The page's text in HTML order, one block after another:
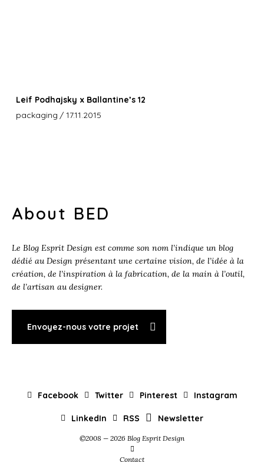
Leif Podhajsky x Ballantine’s 12
packaging / 17.11.2015
About BED
Le Blog Esprit Design est comme son nom l’indique un blog
dédié au Design présentant une certaine vision, de l’idée à la
création, de l’inspiration à la fabrication, de la main à l’outil,
de l’artisan au designer.
Envoyez-nous votre projet
Facebook Twitter Pinterest Instagram
LinkedIn RSS Newsletter
©2008 — 2026 Blog Esprit Design
Contact